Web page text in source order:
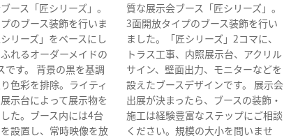
ース「匠シリーズ」。
のブース装飾を行いま
リーズ」をベースにし
れるオーダーメイドの
です。 背景の黒を基調
色彩を排除。ライティ
示台によって展示物を
た。ブース内には4台
設置し、常時映像を放
質な展示会ブース「匠シリーズ」。
3面開放タイプのブース装飾を行い
ました。「匠シリーズ」2コマに、
トラス工事、内照展示台、アクリル
サイン、壁面出力、モニターなどを
設えたブースデザインです。 展示会
出展が決まったら、ブースの装飾・
施工は経験豊富なステップにご相談
ください。規模の大小を問いませ